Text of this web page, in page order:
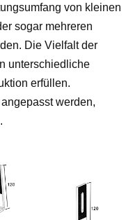
von kleinen
sogar mehreren
Die Vielfalt der
unterschiedliche
erfüllen.
werden,